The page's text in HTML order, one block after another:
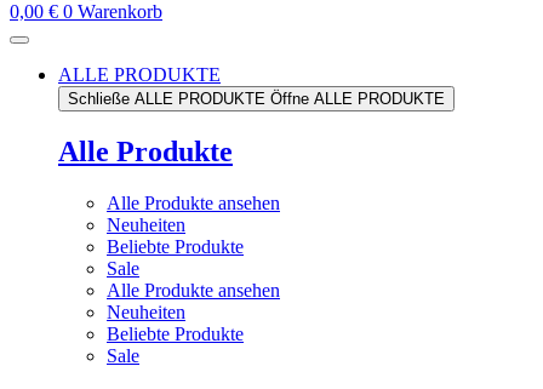
0,00 € 0 Warenkorb
ALLE PRODUKTE
Schließe ALLE PRODUKTE Öffne ALLE PRODUKTE
Alle Produkte
Alle Produkte ansehen
Neuheiten
Beliebte Produkte
Sale
Alle Produkte ansehen
Neuheiten
Beliebte Produkte
Sale